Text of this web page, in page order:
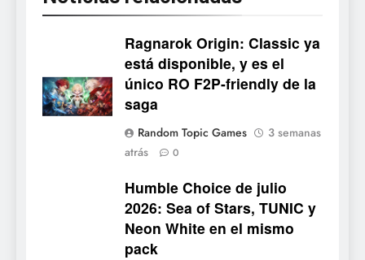
Ragnarok Origin: Classic ya
está disponible, y es el
único RO F2P-friendly de la
saga
Random Topic Games
3 semanas
atrás
0
Humble Choice de julio
2026: Sea of Stars, TUNIC y
Neon White en el mismo
pack
Stuntman: Hollywood
la conducción acrobática a
PS5, Xbox Series X|S y PC
NOTICIAS DE VIDEOJUEGOS
1
está disponible, y es el único
RO F2P-friendly de la saga
Humble Choice de julio
2026: Sea of Stars, TUNIC y